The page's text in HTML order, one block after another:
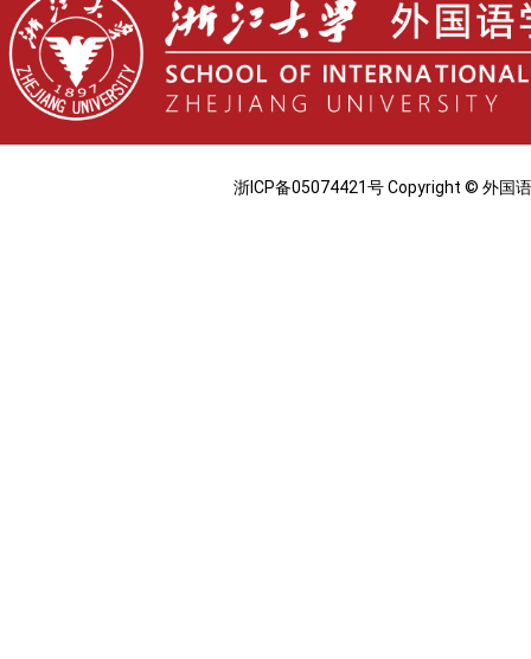
浙ICP备05074421号 Copyright © 外国